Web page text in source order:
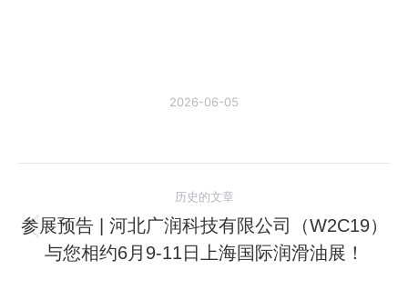
2026-06-05
章
导
历史的文章
历
史
参展预告 | 河北广润科技有限公司（W2C19）
与您相约6月9-11日上海国际润滑油展！